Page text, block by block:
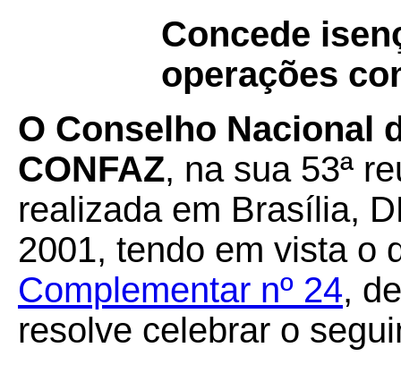
Concede
operações
O Conselho Nacional
CONFAZ, na sua 53ª
realizada em Brasília,
2001, tendo em vista o
Complementar nº 24,
resolve celebrar o